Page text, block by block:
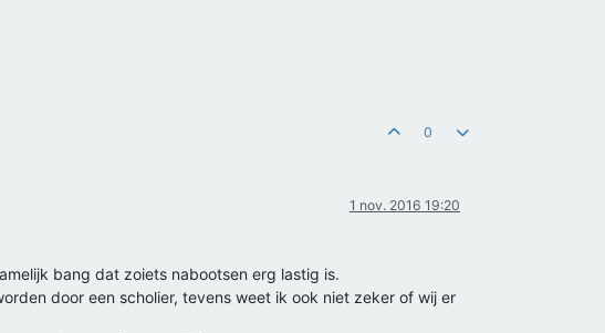
0
1 nov. 2016 19:20
bang dat zoiets nabootsen erg lastig is.
door een scholier, tevens weet ik ook niet zeker of wij er